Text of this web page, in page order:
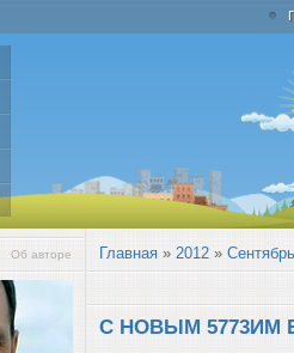
Об авторе Главная » 2012 » Сентябрь
С НОВЫМ 5773ИМ